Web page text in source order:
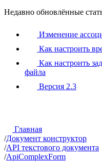
Недавно обновлённые
Изменение
Как настроить
Как настроить
файла
Версия 2.3
Главная
/Документ конструктор
/API текстового документа
/ApiComplexForm